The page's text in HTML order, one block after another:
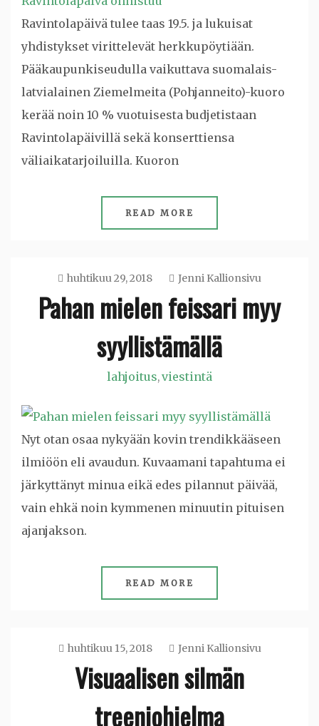
Ravintolapäivä tulee taas 19.5. ja lukuisat
yhdistykset virittelevät herkkupöytiään.
Pääkaupunkiseudulla vaikuttava suomalais-
latvialainen Ziemelmeita (Pohjanneito)-kuoro
kerää noin 10 % vuotuisesta budjetistaan
Ravintolapäivillä sekä konserttiensa
väliaikatarjoiluilla. Kuoron
READ MORE
huhtikuu 29, 2018 Jenni Kallionsivu
Pahan mielen feissari myy
syyllistämällä
lahjoitus,viestintä
Nyt otan osaa nykyään kovin trendikkääseen
ilmiöön eli avaudun. Kuvaamani tapahtuma ei
järkyttänyt minua eikä edes pilannut päivää,
vain ehkä noin kymmenen minuutin pituisen
ajanjakson.
READ MORE
huhtikuu 15, 2018 Jenni Kallionsivu
Visuaalisen silmän
treeniohjelma